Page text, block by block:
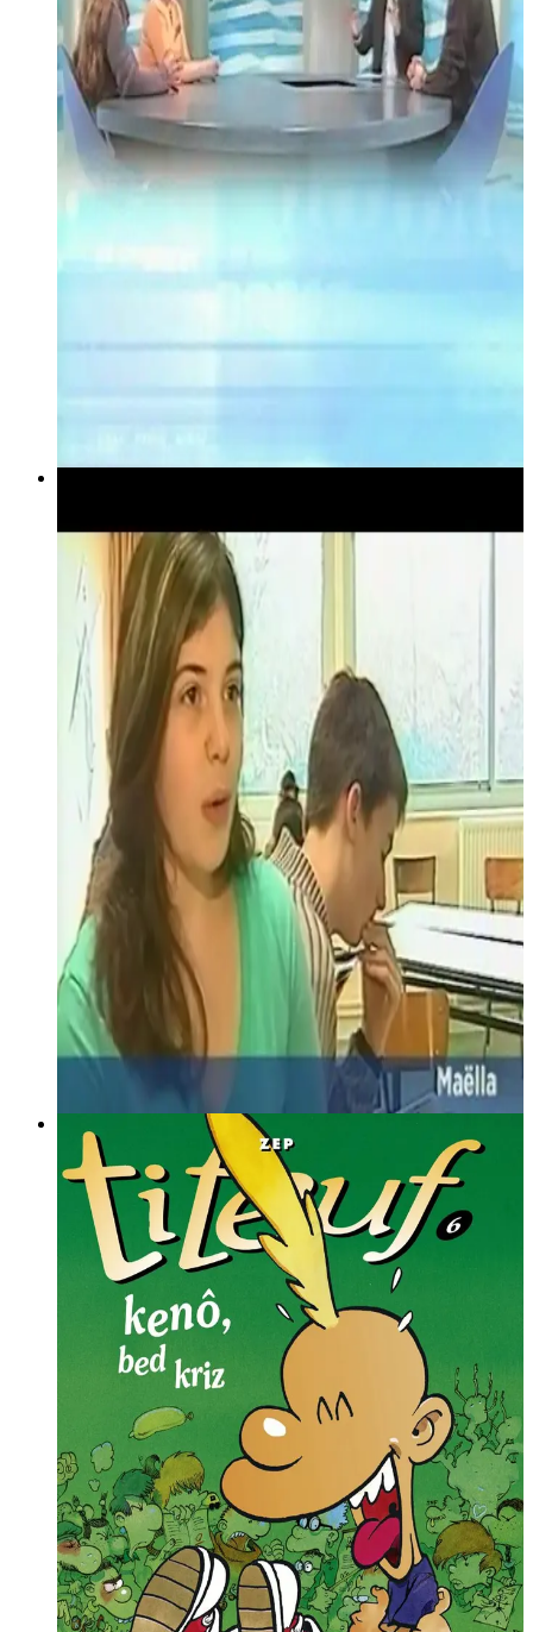
Reportage consacré à la sortie du premier Titeuf en langue
bretonne : "Kenô, bed kriz" sur TV Breizh.
Lire la suite
1 février 2005
Titeuf e brezhoneg
Goude troioù-kaer Boulig ha Billig, e embanno Bannou-heol
re Titeuf, krouet gant Zep
Lire la suite